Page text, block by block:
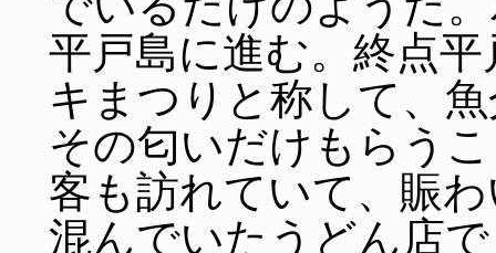
平戸島に進む。終点
キまつりと称して、
その匂いだけもらう
客も訪れていて、賑
混んでいたうどん店